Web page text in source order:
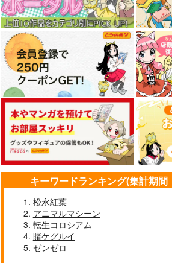
キーワードランキング(集計期
松永紅葉
アニマルマシーン
転生コロシアム
賭ケグルイ
ゼンゼロ